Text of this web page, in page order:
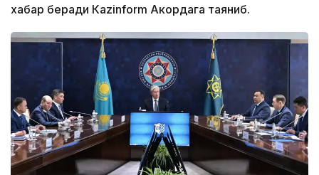
хабар беради Каzinform Акордага таяниб.